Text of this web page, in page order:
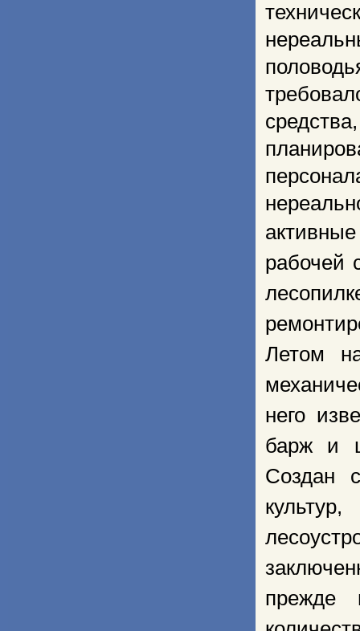
рабочей
Летом
него
барж и
Создан
прежде